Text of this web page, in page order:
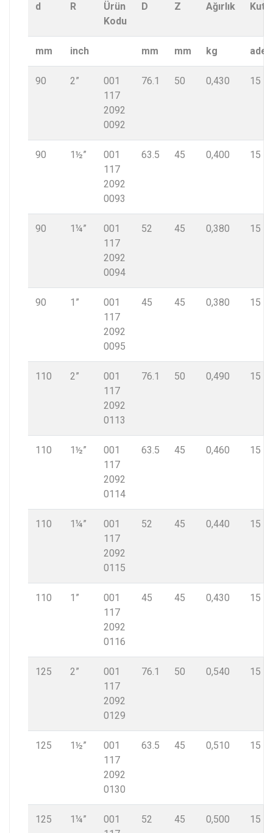
d
R
Ürün
Kodu
D Z Ağırlık Kutu
mm inch mm mm kg adet
90 2”
001
117
2092
0092
76.1 50 0,430 15
90 1½”
001
117
2092
0093
63.5 45 0,400 15
90 1¼”
001
117
2092
0094
52 45 0,380 15
90 1”
001
117
2092
0095
45 45 0,380 15
110 2”
001
117
2092
0113
76.1 50 0,490 15
110 1½”
001
117
2092
0114
63.5 45 0,460 15
110 1¼”
001
117
2092
0115
52 45 0,440 15
110 1”
001
117
2092
0116
45 45 0,430 15
125 2”
001
117
2092
0129
76.1 50 0,540 15
125 1½”
001
117
2092
0130
63.5 45 0,510 15
125 1¼”
001
52 45 0,500 15